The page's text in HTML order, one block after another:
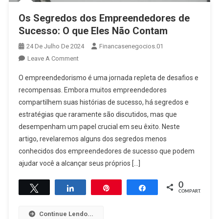
Os Segredos dos Empreendedores de
Sucesso: O que Eles Não Contam
24 De Julho De 2024
Financasenegocios.01
Leave A CommentOn
Segredos
Dos
Empreendedores
De
Sucesso:
O
Que
Contam
O empreendedorismo é uma jornada repleta de desafios e
recompensas. Embora muitos empreendedores
compartilhem suas histórias de sucesso, há segredos e
estratégias que raramente são discutidos, mas que
desempenham um papel crucial em seu êxito. Neste
artigo, revelaremos alguns dos segredos menos
conhecidos dos empreendedores de sucesso que podem
ajudar você a alcançar seus próprios […]
Compartilhar Compartilhar
0
COMPART.
Continue Lendo...